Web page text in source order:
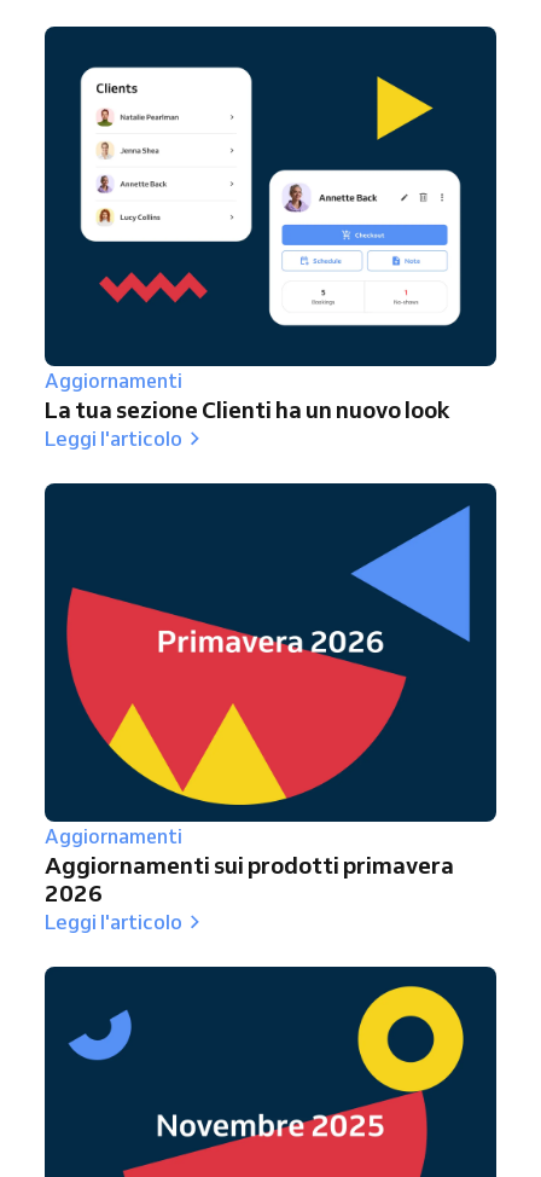
Aggiornamenti
La tua sezione Clienti ha un nuovo look
Leggi l'articolo
Aggiornamenti
Aggiornamenti sui prodotti primavera
2026
Leggi l'articolo